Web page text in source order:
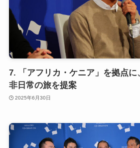
7. 「アフリカ・ケニア」を拠点
非日常の旅を提案
2025年6月30日